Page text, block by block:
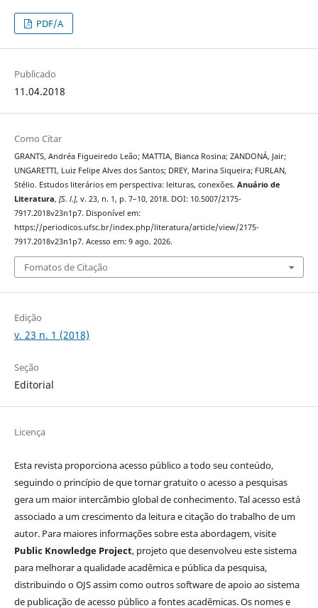
PDF/A
Publicado
11.04.2018
Como Citar
GRANTS, Andréa Figueiredo Leão; MATTIA, Bianca Rosina; ZANDONÁ, Jair;
UNGARETTI, Luiz Felipe Alves dos Santos; DREY, Marina Siqueira; FURLAN,
Stélio. Estudos literários em perspectiva: leituras, conexões. Anuário de
Literatura, [S. l.], v. 23, n. 1, p. 7–10, 2018. DOI: 10.5007/2175-
7917.2018v23n1p7. Disponível em:
https://periodicos.ufsc.br/index.php/literatura/article/view/2175-
7917.2018v23n1p7. Acesso em: 9 ago. 2026.
Fomatos de Citação
Edição
v. 23 n. 1 (2018)
Seção
Editorial
Licença
Esta revista proporciona acesso público a todo seu conteúdo,
seguindo o princípio de que tornar gratuito o acesso a pesquisas
gera um maior intercâmbio global de conhecimento. Tal acesso está
associado a um crescimento da leitura e citação do trabalho de um
autor. Para maiores informações sobre esta abordagem, visite
Public Knowledge Project, projeto que desenvolveu este sistema
para melhorar a qualidade acadêmica e pública da pesquisa,
distribuindo o OJS assim como outros software de apoio ao sistema
de publicação de acesso público a fontes acadêmicas. Os nomes e